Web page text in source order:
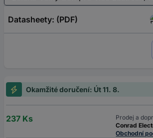
Datasheety: (PDF)
Okamžité doručení: Út 11. 8.
237 Ks
Prodej a
Conrad
Obchodní